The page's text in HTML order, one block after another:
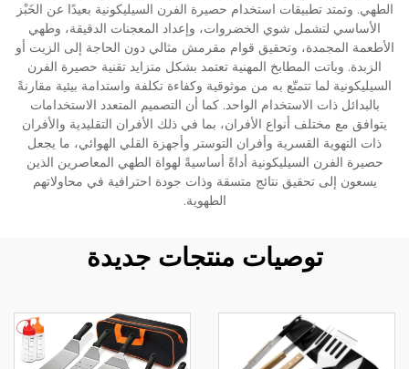
الطهي. وتمتد تطبيقات استخدام حصيرة الفرن السيليكونية بعيدًا عن الخَبْز
الأساسي لتشمل شوي الخضروات، وإعداد المعجنات الدقيقة، وطهي
الأطعمة المجمدة، وتحقيق قوام مقرمش مثالي دون الحاجة إلى الزيت أو
الزبدة. وباتت المطابخ المهنية تعتمد بشكل متزايد تقنية حصيرة الفرن
السيليكونية لما تتمتّع به من موثوقية وكفاءة تكلفة واستدامة بيئية مقارنةً
بالبدائل ذات الاستخدام الواحد. كما أن التصميم المتعدد الاستخدامات
يتوافق مع مختلف أنواع الأفران، بما في ذلك الأفران التقليدية والأفران
ذات التهوية القسرية وأفران التوستر وأجهزة القلي الهوائي، ما يجعل
حصيرة الفرن السيليكونية أداةً أساسيةً لهواة الطهي المعاصرين الذين
يسعون إلى تحقيق نتائج متسقة وذات جودة احترافية في محاولاتهم
الطهوية.
توصيات منتجات جديدة